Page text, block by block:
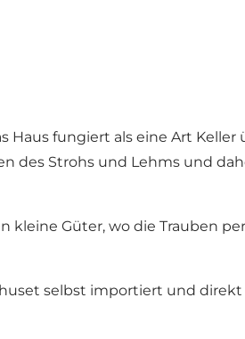
fungiert als eine Art Keller
Strohs und Lehms und
Güter, wo die Trauben
selbst importiert und direkt